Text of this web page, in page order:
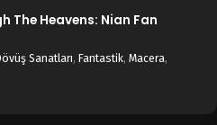
The Heavens: Nian Fan
Sanatları, Fantastik, Macera,